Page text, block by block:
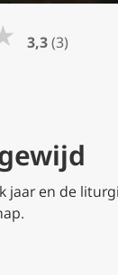
3,3(3)
en de